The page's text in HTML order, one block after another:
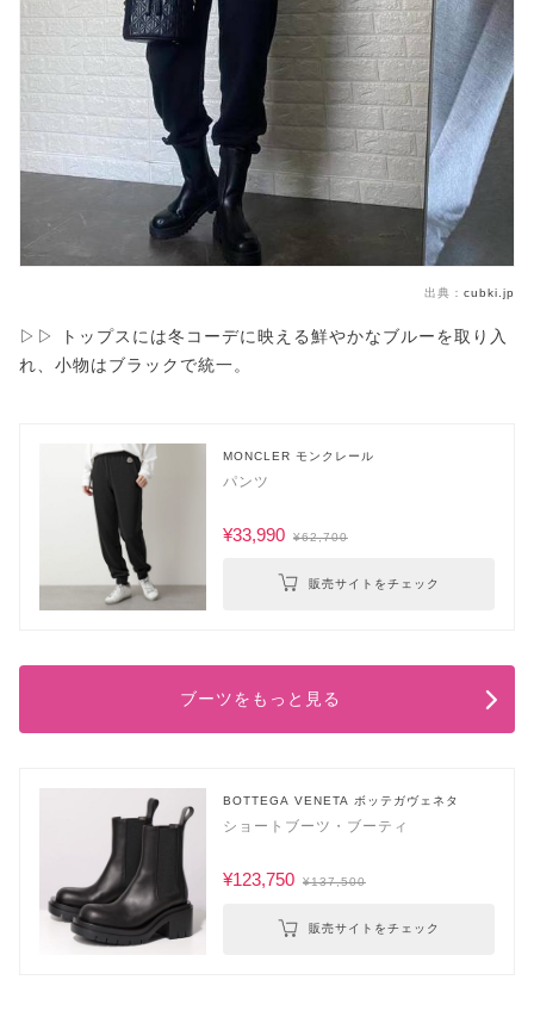
出典： cubki.jp
▷▷ トップスには冬コーデに映える鮮やかなブルーを取り入
れ、小物はブラックで統一。
MONCLER モンクレール
パンツ
¥33,990 ¥62,700
販売サイトをチェック
ブーツをもっと見る
BOTTEGA VENETA ボッテガヴェネタ
ショートブーツ・ブーティ
¥123,750 ¥137,500
販売サイトをチェック